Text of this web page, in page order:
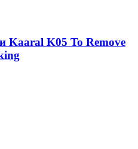
Kaaral K05 To Remove